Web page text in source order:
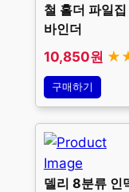
철 홀더 파일
바인더
10,850원
구매하기
델리 8분류 인